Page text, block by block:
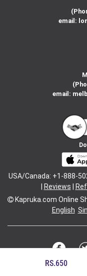
RS.650
email:
email:
USA/Canada: +1-888-
Reviews
Kapruka.com Online
English